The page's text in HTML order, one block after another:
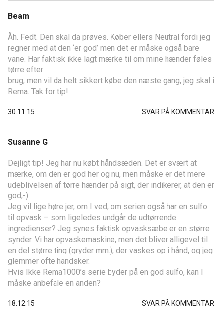
Beam
Åh. Fedt. Den skal da prøves. Køber ellers Neutral fordi jeg
regner med at den ‘er god’ men det er måske også bare
vane. Har faktisk ikke lagt mærke til om mine hænder føles
tørre efter
brug, men vil da helt sikkert købe den næste gang, jeg skal i
Rema. Tak for tip!
30.11.15 SVAR PÅ KOMMENTAR
Susanne G
Dejligt tip! Jeg har nu købt håndsæden. Det er svært at
mærke, om den er god her og nu, men måske er det mere
udeblivelsen af tørre hænder på sigt, der indikerer, at den er
god;-)
Jeg vil lige høre jer, om I ved, om serien også har en sulfo
til opvask – som ligeledes undgår de udtørrende
ingredienser? Jeg synes faktisk opvasksæbe er en større
synder. Vi har opvaskemaskine, men det bliver alligevel til
en del større ting (gryder mm.), der vaskes op i hånd, og jeg
glemmer ofte handsker.
Hvis Ikke Rema1000’s serie byder på en god sulfo, kan I
måske anbefale en anden?
18.12.15 SVAR PÅ KOMMENTAR